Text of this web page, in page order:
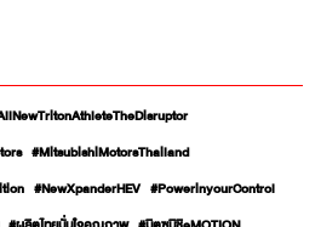
#MitsubishiMotorsThailand
#NewXpanderHEV #PowerinyourControl